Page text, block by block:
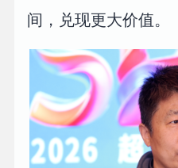
间，兑现更大价值。